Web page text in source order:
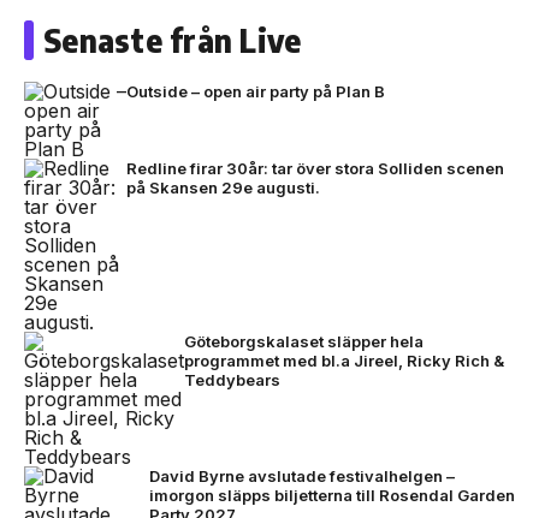
Senaste från Live
Outside – open air party på Plan B
Redline firar 30år: tar över stora Solliden scenen
på Skansen 29e augusti.
Göteborgskalaset släpper hela
programmet med bl.a Jireel, Ricky Rich &
Teddybears
David Byrne avslutade festivalhelgen –
imorgon släpps biljetterna till Rosendal Garden